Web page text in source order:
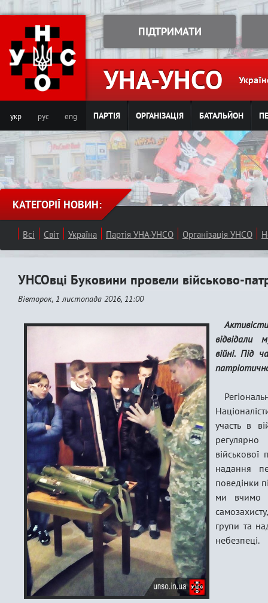
Jump to navigation
УНА-УНСО
ПІДТРИМАТИ
укр рус eng ПАРТІЯ ОРГАНІЗАЦІЯ БАТАЛЬЙОН
КАТЕГОРІЇ НОВИН:
Всі Світ Україна Партія УНА-УНСО Організація УНСО
УНСОвці Буковини провели військово-
Вівторок, 1 листопада 2016, 11:00
відвідали
війні. Під
участь в
військової
надання
поведінки
ми вчимо
групи та
небезпеці.